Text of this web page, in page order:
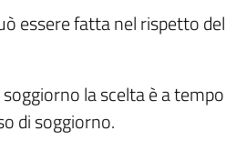
essere fatta nel rispetto del
la scelta è a tempo
di soggiorno.